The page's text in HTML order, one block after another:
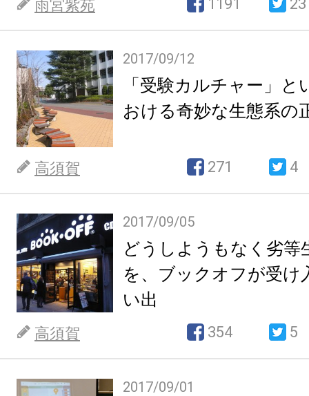
雨宮紫苑 1191 23
2017/09/12
「受験カルチャー」と
おける奇妙な生態系の
高須賀 271 4
2017/09/05
どうしようもなく劣等
を、ブックオフが受け
い出
高須賀 354 5
2017/09/01